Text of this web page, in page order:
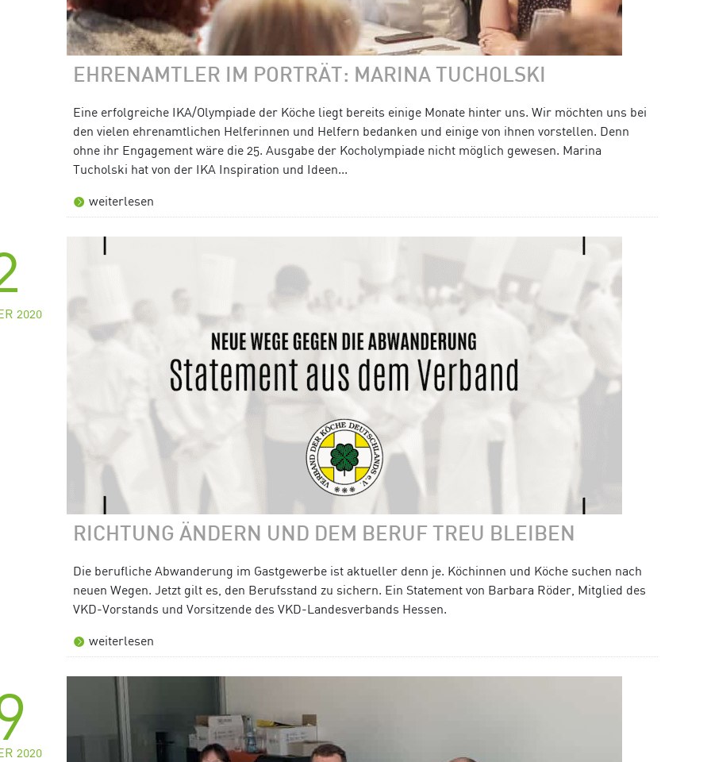
EHRENAMTLER IM PORTRÄT: MARINA TUCHOLSKI
Eine erfolgreiche IKA/Olympiade der Köche liegt bereits einige Monate hinter uns. Wir möchten uns bei
den vielen ehrenamtlichen Helferinnen und Helfern bedanken und einige von ihnen vorstellen. Denn
ohne ihr Engagement wäre die 25. Ausgabe der Kocholympiade nicht möglich gewesen. Marina
Tucholski hat von der IKA Inspiration und Ideen...
weiterlesen
2020
RICHTUNG ÄNDERN UND DEM BERUF TREU BLEIBEN
Die berufliche Abwanderung im Gastgewerbe ist aktueller denn je. Köchinnen und Köche suchen nach
neuen Wegen. Jetzt gilt es, den Berufsstand zu sichern. Ein Statement von Barbara Röder, Mitglied des
VKD-Vorstands und Vorsitzende des VKD-Landesverbands Hessen.
weiterlesen
2020